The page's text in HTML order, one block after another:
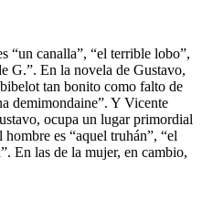
“un canalla”, “el terrible lobo”,
G.”. En la novela de Gustavo,
tan bonito como falto de
demimondaine”. Y Vicente
ocupa un lugar primordial
es “aquel truhán”, “el
En las de la mujer, en cambio,